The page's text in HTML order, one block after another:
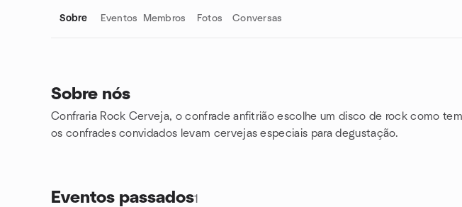
Sobre Eventos Membros Fotos Conversas
Sobre nós
Confraria Rock Cerveja, o confrade anfitrião escolhe um disco de rock como
os confrades convidados levam cervejas especiais para degustação.
Eventos passados1
Links do grupo